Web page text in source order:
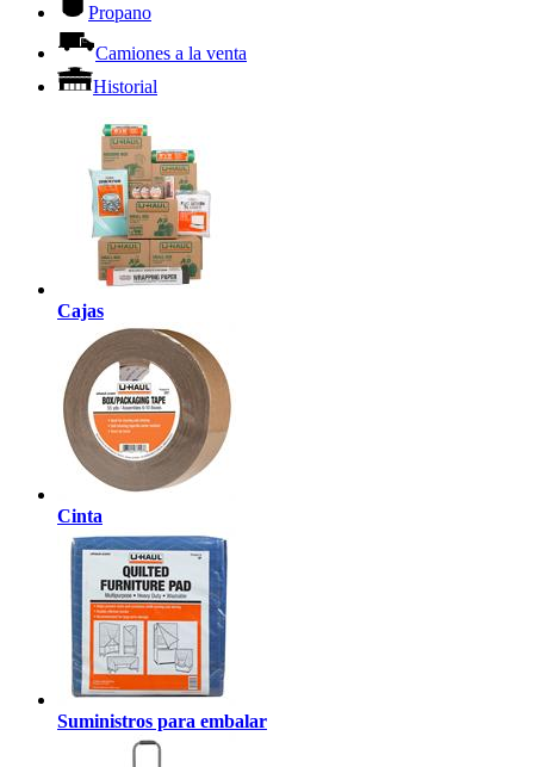
Propano
Camiones a la venta
Historial
Cajas
Cinta
Suministros para embalar